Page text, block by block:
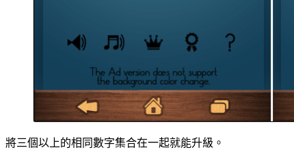
將三個以上的相同數字集合在一起就能升級。